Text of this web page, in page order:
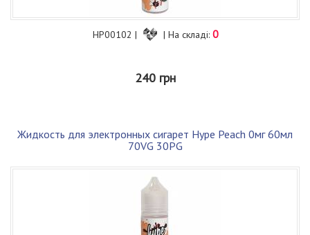
HP00102 | | На складі: 0
240 грн
Жидкость для электронных сигарет Hype Peach 0мг 60мл
70VG 30PG